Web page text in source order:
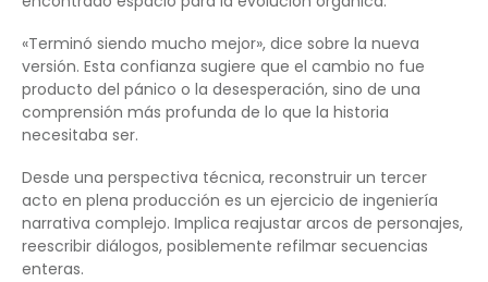
«Terminó siendo mucho mejor», dice sobre la nueva
versión. Esta confianza sugiere que el cambio no fue
producto del pánico o la desesperación, sino de una
comprensión más profunda de lo que la historia
necesitaba ser.
Desde una perspectiva técnica, reconstruir un tercer
acto en plena producción es un ejercicio de ingeniería
narrativa complejo. Implica reajustar arcos de personajes,
reescribir diálogos, posiblemente refilmar secuencias
enteras.